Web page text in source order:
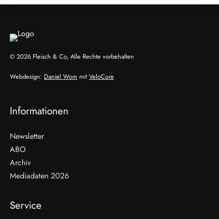
© 2026 Fleisch & Co, Alle Rechte vorbehalten
Webdesign: Daniel Wom mit VeloCore
Informationen
Newsletter
ABO
Archiv
Mediadaten 2026
Service